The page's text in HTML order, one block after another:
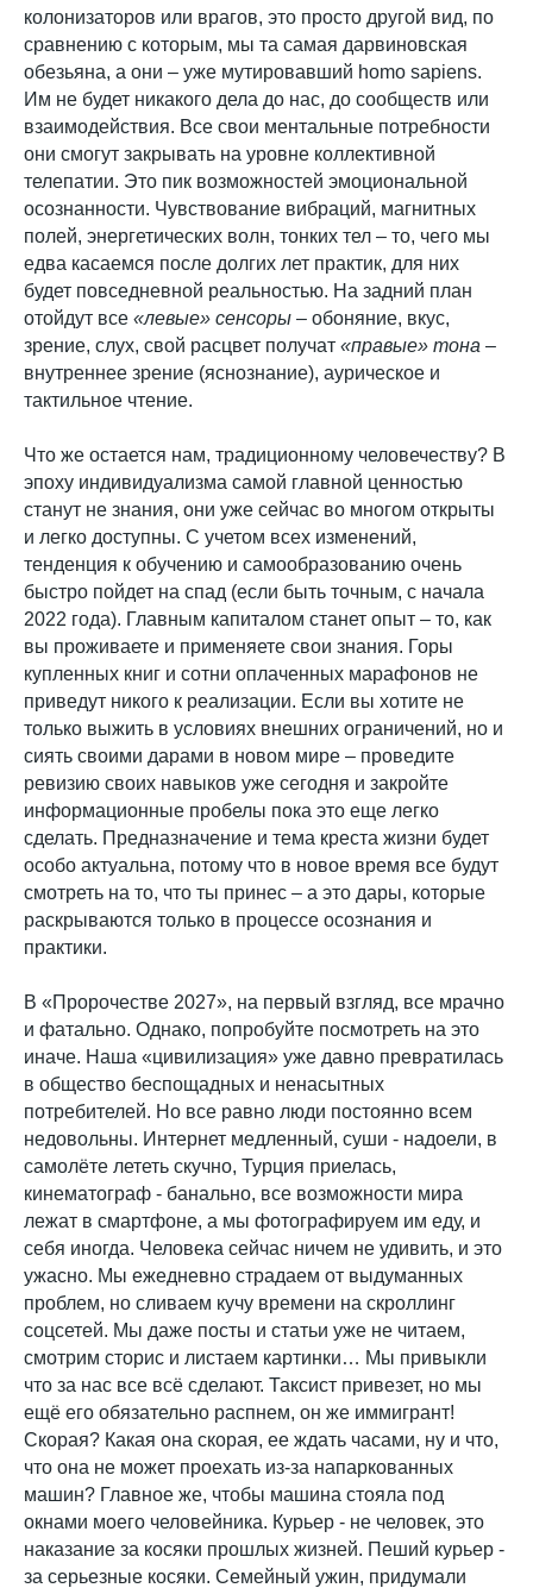
колонизаторов или врагов, это просто другой вид, по
сравнению с которым, мы та самая дарвиновская
обезьяна, а они – уже мутировавший homo sapiens.
Им не будет никакого дела до нас, до сообществ или
взаимодействия. Все свои ментальные потребности
они смогут закрывать на уровне коллективной
телепатии. Это пик возможностей эмоциональной
осознанности. Чувствование вибраций, магнитных
полей, энергетических волн, тонких тел – то, чего мы
едва касаемся после долгих лет практик, для них
будет повседневной реальностью. На задний план
отойдут все «левые» сенсоры – обоняние, вкус,
зрение, слух, свой расцвет получат «правые» тона –
внутреннее зрение (яснознание), аурическое и
тактильное чтение.
Что же остается нам, традиционному человечеству? В
эпоху индивидуализма самой главной ценностью
станут не знания, они уже сейчас во многом открыты
и легко доступны. С учетом всех изменений,
тенденция к обучению и самообразованию очень
быстро пойдет на спад (если быть точным, с начала
2022 года). Главным капиталом станет опыт – то, как
вы проживаете и применяете свои знания. Горы
купленных книг и сотни оплаченных марафонов не
приведут никого к реализации. Если вы хотите не
только выжить в условиях внешних ограничений, но и
сиять своими дарами в новом мире – проведите
ревизию своих навыков уже сегодня и закройте
информационные пробелы пока это еще легко
сделать. Предназначение и тема креста жизни будет
особо актуальна, потому что в новое время все будут
смотреть на то, что ты принес – а это дары, которые
раскрываются только в процессе осознания и
практики.
В «Пророчестве 2027», на первый взгляд, все мрачно
и фатально. Однако, попробуйте посмотреть на это
иначе. Наша «цивилизация» уже давно превратилась
в общество беспощадных и ненасытных
потребителей. Но все равно люди постоянно всем
недовольны. Интернет медленный, суши - надоели, в
самолёте лететь скучно, Турция приелась,
кинематограф - банально, все возможности мира
лежат в смартфоне, а мы фотографируем им еду, и
себя иногда. Человека сейчас ничем не удивить, и это
ужасно. Мы ежедневно страдаем от выдуманных
проблем, но сливаем кучу времени на скроллинг
соцсетей. Мы даже посты и статьи уже не читаем,
смотрим сторис и листаем картинки… Мы привыкли
что за нас все всё сделают. Таксист привезет, но мы
ещё его обязательно распнем, он же иммигрант!
Скорая? Какая она скорая, ее ждать часами, ну и что,
что она не может проехать из-за напаркованных
машин? Главное же, чтобы машина стояла под
окнами моего человейника. Курьер - не человек, это
наказание за косяки прошлых жизней. Пеший курьер -
за серьезные косяки. Семейный ужин, придумали